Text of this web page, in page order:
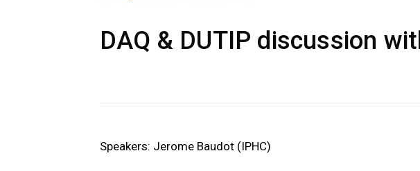
DAQ & DUTIP discussion
Speakers: Jerome Baudot (IPHC)